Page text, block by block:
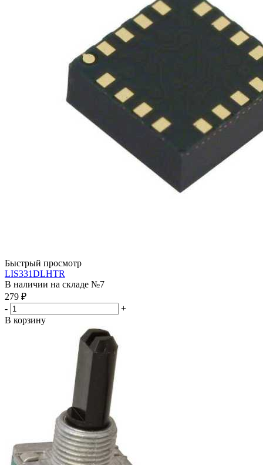
Быстрый просмотр
LIS331DLHTR
В наличии на складе №7
279 ₽
-
+
В корзину